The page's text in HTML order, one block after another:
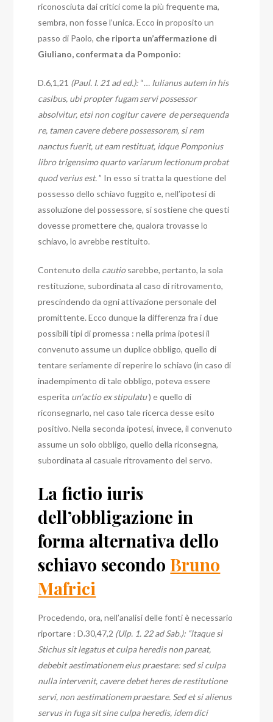
riconosciuta dai critici come la più frequente ma,
sembra, non fosse l’unica. Ecco in proposito un
passo di Paolo, che riporta un’affermazione di
Giuliano, confermata da Pomponio:
D.6,1,21 (Paul. I. 21 ad ed.): “… Iulianus autem in his
casibus, ubi propter fugam servi possessor
absolvitur, etsi non cogitur cavere de persequenda
re, tamen cavere debere possessorem, si rem
nanctus fuerit, ut eam restituat, idque Pomponius
libro trigensimo quarto variarum lectionum probat
quod verius est.” In esso si tratta la questione del
possesso dello schiavo fuggito e, nell’ipotesi di
assoluzione del possessore, si sostiene che questi
dovesse promettere che, qualora trovasse lo
schiavo, lo avrebbe restituito.
Contenuto della cautiosarebbe, pertanto, la sola
restituzione, subordinata al caso di ritrovamento,
prescindendo da ogni attivazione personale del
promittente. Ecco dunque la differenza fra i due
possibili tipi di promessa : nella prima ipotesi il
convenuto assume un duplice obbligo, quello di
tentare seriamente di reperire lo schiavo (in caso di
inadempimento di tale obbligo, poteva essere
esperita un’actio ex stipulatu) e quello di
riconsegnarlo, nel caso tale ricerca desse esito
positivo. Nella seconda ipotesi, invece, il convenuto
assume un solo obbligo, quello della riconsegna,
subordinata al casuale ritrovamento del servo.
La fictio iuris
dell’obbligazione in
forma alternativa dello
schiavo secondo Bruno
Mafrici
Procedendo, ora, nell’analisi delle fonti è necessario
riportare : D.30,47,2 (Ulp. 1. 22 ad Sab.): “ltaque si
Stichus sit legatus et culpa heredis non pareat,
debebit aestimationem eius praestare: sed si culpa
nulla intervenit, cavere debet heres de restitutione
servi, non aestimationem praestare. Sed et si alienus
servus in fuga sit sine culpa heredis, idem dici